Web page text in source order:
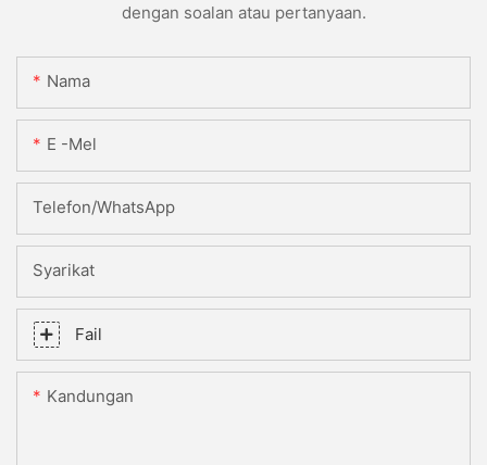
dengan soalan atau pertanyaan.
Nama
E -mel
Telefon/WhatsApp
Syarikat
Fail
Kandungan